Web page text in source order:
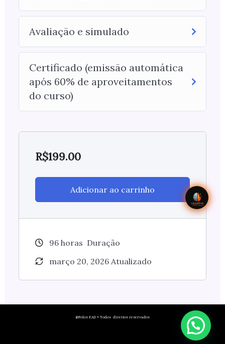
Avaliação e simulado
Certificado (emissão automática
após 60% de aproveitamentos
do curso)
R$199.00
Adicionar ao carrinho
96horas Duração
março 20, 2026 Atualizado
@Polos EAD • Todos direitos reservados